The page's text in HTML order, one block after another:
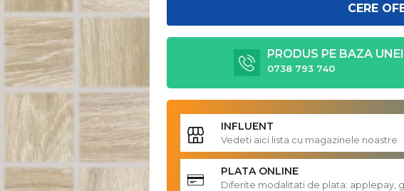
CERE
PRODUS PE BAZA
0738 793 740
INFLUENT
Vedeti aici lista cu magazinele noastre
PLATA ONLINE
Diferite modalitati de plata: applepay,